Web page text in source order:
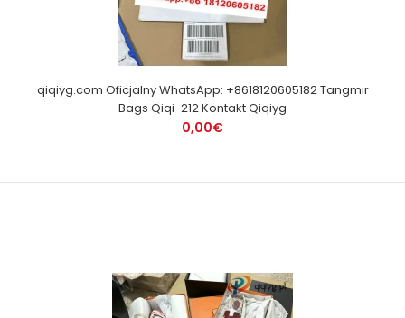
qiqiyg.com Oficjalny WhatsApp: +8618120605182 Tangmir
Bags Qiqi-212 Kontakt Qiqiyg
0,00€